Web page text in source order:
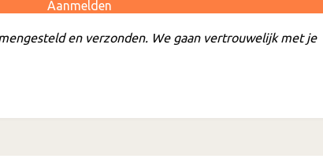
en verzonden. We gaan vertrouwelijk met je